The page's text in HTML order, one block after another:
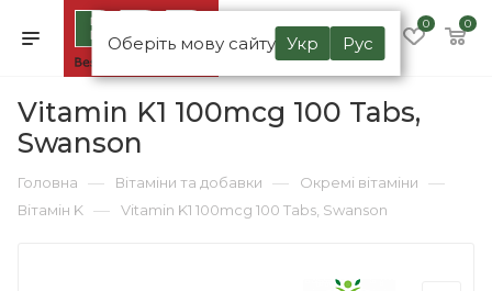
Оберіть мову сайту Укр Рус
0 0
Vitamin K1 100mcg 100 Tabs,
Swanson
Головна — Вітаміни та добавки — Окремі вітаміни —
Вітамін K — Vitamin K1 100mcg 100 Tabs, Swanson